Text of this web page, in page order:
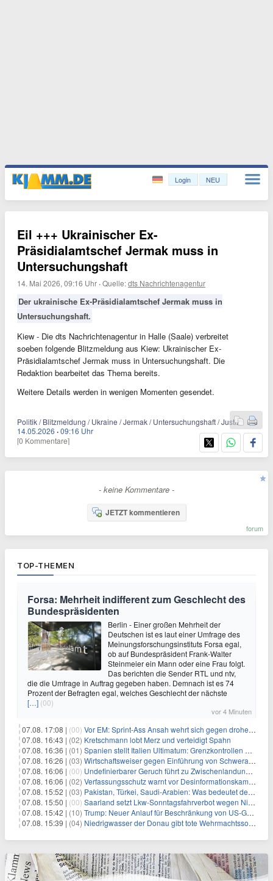
Login NEU
Eil +++ Ukrainischer Ex-
Präsidialamtschef Jermak muss in
Untersuchungshaft
14. Mai 2026, 09:16 Uhr ·Quelle:dts Nachrichtenagentur
Der ukrainische Ex-Präsidialamtschef Jermak muss in
Untersuchungshaft.
Kiew - Die dts Nachrichtenagentur in Halle (Saale) verbreitet
soeben folgende Blitzmeldung aus Kiew: Ukrainischer Ex-
Präsidialamtschef Jermak muss in Untersuchungshaft. Die
Redaktion bearbeitet das Thema bereits.
Weitere Details werden in wenigen Momenten gesendet.
Politik / Blitzmeldung / Ukraine / Jermak / Untersuchungshaft / Justiz
14.05.2026 ·09:16 Uhr
[0 Kommentare]
- keine Kommentare -
JETZT kommentieren
forum
TOP-THEMEN
Forsa: Mehrheit indifferent zum Geschlecht des
Bundespräsidenten
Berlin - Einer großen Mehrheit der
Deutschen ist es laut einer Umfrage des
Meinungsforschungsinstituts Forsa egal,
ob auf Bundespräsident Frank-Walter
Steinmeier ein Mann oder eine Frau folgt.
Das berichten die Sender RTL und ntv,
die die Umfrage in Auftrag gegeben haben. Demnach ist es 74
Prozent der Befragten egal, welches Geschlecht der nächste
[…] (00)
vor 4 Minuten
07.08. 17:08 | (00) Vor EM: Sprint-Ass Ansah wehrt sich gegen drohende Sperre
07.08. 16:43 | (02) Kretschmann lobt Merz und verteidigt Spahn
07.08. 16:36 | (01) Spanien stellt Italien Ultimatum: Grenzkontrollen beenden
07.08. 16:26 | (03) Wirtschaftsweiser gegen Einführung von Schwerarbeiter-Rente
07.08. 16:06 | (00) Undefinierbarer Geruch führt zu Zwischenlandung von Flieger
07.08. 16:06 | (02) Verfassungsschutz warnt vor Desinformationskampagne gegen Merz
07.08. 15:52 | (03) Pakistan, Türkei, Saudi-Arabien: Was bedeutet der neue Pakt?
07.08. 15:50 | (00) Saarland setzt Lkw-Sonntagsfahrverbot wegen Niedrigwasser aus
07.08. 15:42 | (10) Trump: Neuer Anlauf für Beschränkung von US-Geburtsrecht
07.08. 15:39 | (04) Niedrigwasser der Donau gibt tote Wehrmachtssoldaten frei